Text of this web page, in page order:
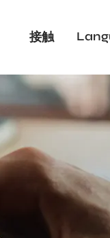
接触